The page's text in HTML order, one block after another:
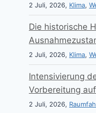
2 Juli, 2026, Klima,
Die historische
2 Juli, 2026, Klima,
Intensivierung
Vorbereitung
2 Juli, 2026,